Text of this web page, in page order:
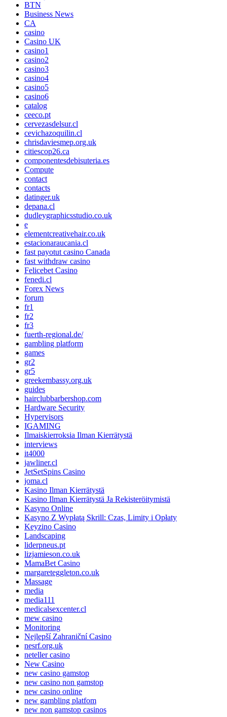
BTN
Business News
CA
casino
Casino UK
casino1
casino2
casino3
casino4
casino5
casino6
catalog
ceeco.pt
cervezasdelsur.cl
cevichazoquilin.cl
chrisdaviesmep.org.uk
citiescop26.ca
componentesdebisuteria.es
Compute
contact
contacts
datinger.uk
depana.cl
dudleygraphicsstudio.co.uk
e
elementcreativehair.co.uk
estacionaraucania.cl
fast payotut casino Canada
fast withdraw casino
Felicebet Casino
fenedi.cl
Forex News
forum
fr1
fr2
fr3
fuerth-regional.de/
gambling platform
games
gr2
gr5
greekembassy.org.uk
guides
hairclubbarbershop.com
Hardware Security
Hypervisors
IGAMING
Ilmaiskierroksia Ilman Kierrätystä
interviews
it4000
jawliner.cl
JetSetSpins Casino
joma.cl
Kasino Ilman Kierrätystä
Kasino Ilman Kierrätystä Ja Rekisteröitymistä
Kasyno Online
Kasyno Z Wypłatą Skrill: Czas, Limity i Opłaty
Keyzino Casino
Landscaping
liderpneus.pt
lizjamieson.co.uk
MamaBet Casino
margareteggleton.co.uk
Massage
media
media111
medicalsexcenter.cl
mew casino
Monitoring
Nejlepší Zahraniční Casino
nesrf.org.uk
neteller casino
New Casino
new casino gamstop
new casino non gamstop
new casino online
new gambling platfom
new non gamstop casinos